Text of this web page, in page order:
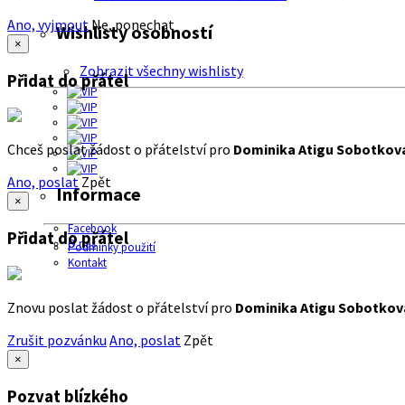
Wishlisty osobností
Zobrazit všechny wishlisty
Informace
Facebook
O nás
Podmínky použití
Kontakt
Ano, vyjmout Ne, ponechat
×
Přidat do přátel
Chceš poslat žádost o přátelství pro Dominika Atigu
Ano, poslat Zpět
×
Přidat do přátel
Znovu poslat žádost o přátelství pro Dominika Atigu
Zrušit pozvánku Ano, poslat Zpět
×
Pozvat blízkého